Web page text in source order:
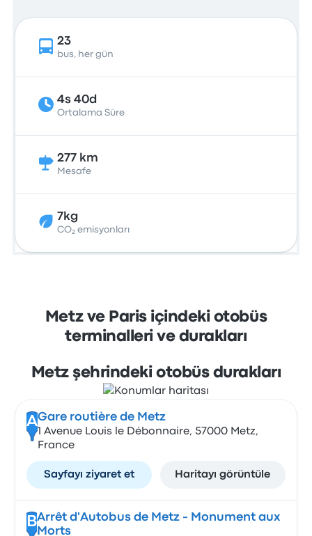
23
bus, her gün
4s 40d
Ortalama Süre
277 km
Mesafe
7kg
CO₂ emisyonları
Metz ve Paris içindeki otobüs
terminalleri ve durakları
Metz şehrindeki otobüs durakları
AGare routière de Metz
1 Avenue Louis le Débonnaire, 57000 Metz,
France
Sayfayı ziyaret et Haritayı görüntüle
BArrêt d'Autobus de Metz - Monument aux
Morts